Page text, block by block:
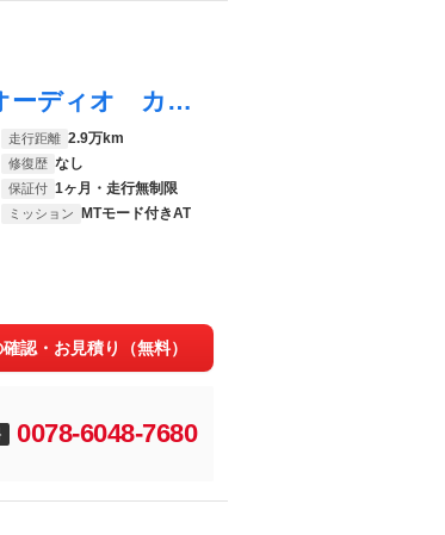
トゥインゴ ＥＤＣ バックカメラ ディスプレイオーディオ カープレイ Ｂｌｕｅｔｏｏｔｈ レーンアシスト クリアランスソナー クルーズコントロール アイドリングストップ ＭＴモード付ＡＴ ＥＴＣ車載器
走行距離 2.9万km
修復歴 なし
保証付 1ヶ月・走行無制限
ミッション MTモード付きAT
認・お見積り（無料）
0078-6048-7680